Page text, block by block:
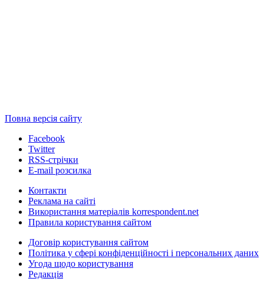
Повна версія сайту
Facebook
Twitter
RSS-стрічки
E-mail розсилка
Контакти
Реклама на сайті
Використання матеріалів korrespondent.net
Правила користування сайтом
Договір користування сайтом
Політика у сфері конфіденційності і персональних даних
Угода щодо користування
Редакція